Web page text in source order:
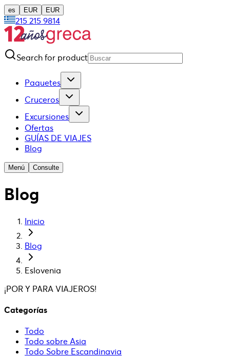
es EUR EUR
215 215 9814
Search for product
Paquetes
Cruceros
Excursiones
Ofertas
GUÍAS DE VIAJES
Blog
Menú Consulte
Blog
Inicio
Blog
Eslovenia
¡POR Y PARA VIAJEROS!
Categorías
Todo
Todo sobre Asia
Todo Sobre Escandinavia